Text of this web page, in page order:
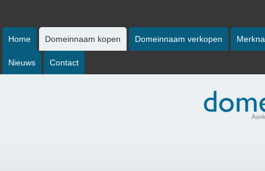
Home Domeinnaam kopen Domeinnaam verkopen
Nieuws Contact